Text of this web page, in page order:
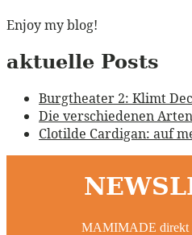
Enjoy my blog!
aktuelle Posts
Burgtheater 2: Klimt
Die verschiedenen
Clotilde Cardigan: auf
MAMIMADE direkt